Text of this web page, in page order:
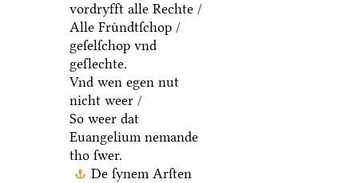
vordryfft alle Rechte /
Alle Fruͤndtſchop /
geſelſchop vnd
geſlechte.
Vnd wen egen nut
nicht weer /
So weer dat
Euangelium nemande
tho ſwer.
De ſynem Arſten